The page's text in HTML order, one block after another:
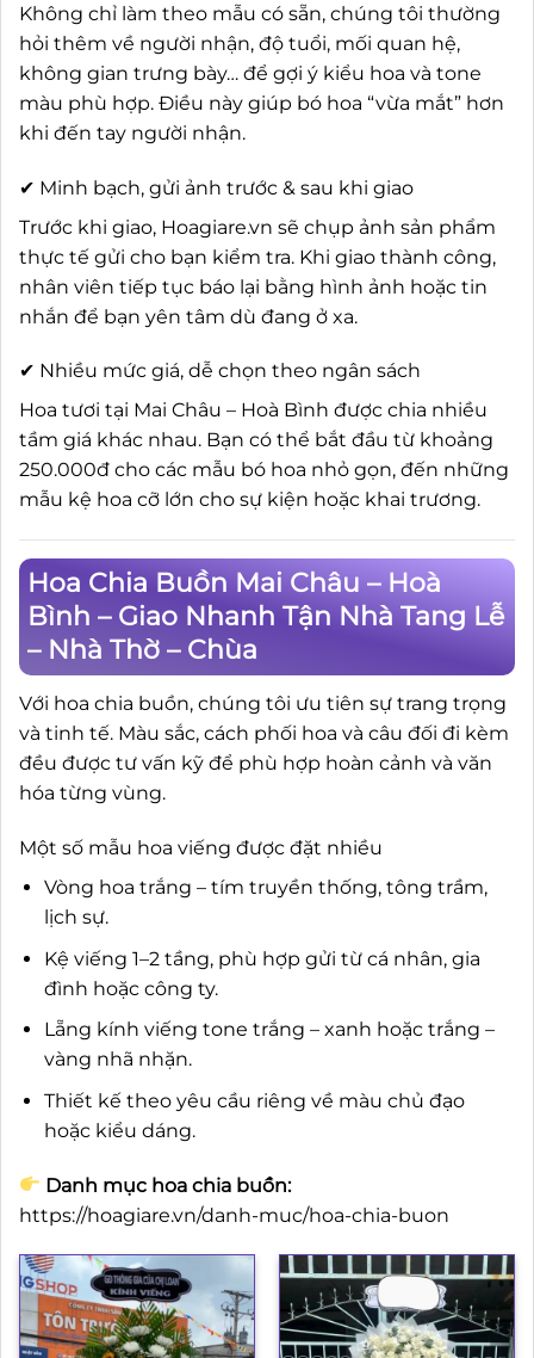
Không chỉ làm theo mẫu có sẵn, chúng tôi thường
hỏi thêm về người nhận, độ tuổi, mối quan hệ,
không gian trưng bày… để gợi ý kiểu hoa và tone
màu phù hợp. Điều này giúp bó hoa “vừa mắt” hơn
khi đến tay người nhận.
✔ Minh bạch, gửi ảnh trước & sau khi giao
Trước khi giao, Hoagiare.vn sẽ chụp ảnh sản phẩm
thực tế gửi cho bạn kiểm tra. Khi giao thành công,
nhân viên tiếp tục báo lại bằng hình ảnh hoặc tin
nhắn để bạn yên tâm dù đang ở xa.
✔ Nhiều mức giá, dễ chọn theo ngân sách
Hoa tươi tại Mai Châu – Hoà Bình được chia nhiều
tầm giá khác nhau. Bạn có thể bắt đầu từ khoảng
250.000đ cho các mẫu bó hoa nhỏ gọn, đến những
mẫu kệ hoa cỡ lớn cho sự kiện hoặc khai trương.
Hoa Chia Buồn Mai Châu – Hoà
Bình – Giao Nhanh Tận Nhà Tang Lễ
– Nhà Thờ – Chùa
Với hoa chia buồn, chúng tôi ưu tiên sự trang trọng
và tinh tế. Màu sắc, cách phối hoa và câu đối đi kèm
đều được tư vấn kỹ để phù hợp hoàn cảnh và văn
hóa từng vùng.
Một số mẫu hoa viếng được đặt nhiều
Vòng hoa trắng – tím truyền thống, tông trầm,
lịch sự.
Kệ viếng 1–2 tầng, phù hợp gửi từ cá nhân, gia
đình hoặc công ty.
Lẵng kính viếng tone trắng – xanh hoặc trắng –
vàng nhã nhặn.
Thiết kế theo yêu cầu riêng về màu chủ đạo
hoặc kiểu dáng.
Danh mục hoa chia buồn:
https://hoagiare.vn/danh-muc/hoa-chia-buon